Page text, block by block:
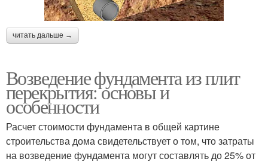
читать дальше →
Возведение фундамента из плит
перекрытия: основы и
особенности
Расчет стоимости фундамента в общей картине
строительства дома свидетельствует о том, что затраты
на возведение фундамента могут составлять до 25% от